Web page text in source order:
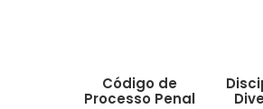
Código de
Processo Penal